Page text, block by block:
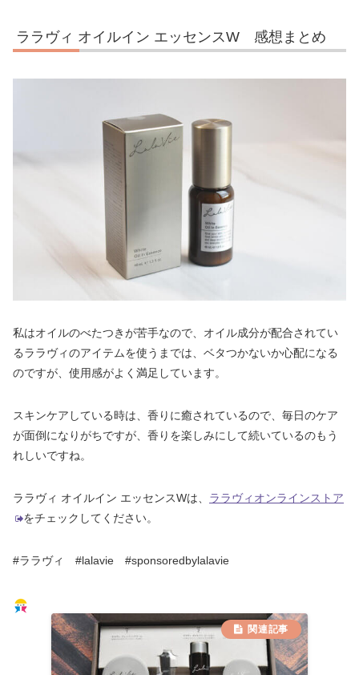
ララヴィ オイルイン エッセンスW 感想まとめ
私はオイルのべたつきが苦手なので、オイル成分が配合されてい
るララヴィのアイテムを使うまでは、ベタつかないか心配になる
のですが、使用感がよく満足しています。
スキンケアしている時は、香りに癒されているので、毎日のケア
が面倒になりがちですが、香りを楽しみにして続いているのもう
れしいですね。
ララヴィ オイルイン エッセンスWは、 ララヴィオンラインストア
をチェックしてください。
#ララヴィ #lalavie #sponsoredbylalavie